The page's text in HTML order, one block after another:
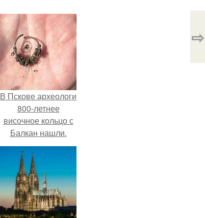
⇨
В Пскове археологи
800-летнее
височное кольцо с
Балкан нашли.